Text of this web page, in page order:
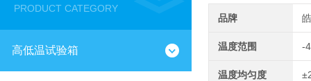
PRODUCT CATEGORY
高低温试验箱
品牌
温度范围 -
温度均匀度